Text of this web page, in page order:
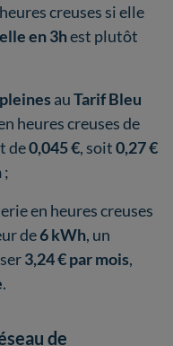
creuses si elle
en 3hest plutôt
auTarif Bleu
heures creuses de
de0,045 €, soit0,27 €
;
en heures creuses
de6 kWh, un
3,24 € par mois,
.
de